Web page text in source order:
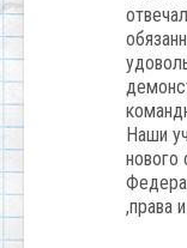
Наши
нового
,права